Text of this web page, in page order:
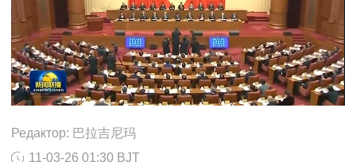
Редактор: 巴拉吉尼玛
11-03-26 01:30 BJT